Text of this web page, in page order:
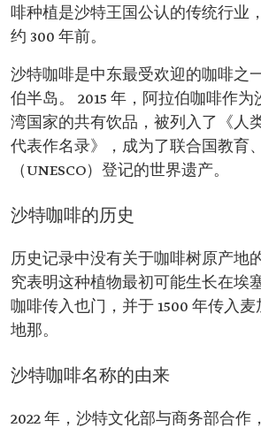
啡种植是沙特王国公认的传统行业
约 300 年前。
沙特咖啡是中东最受欢迎的咖啡之
伯半岛。 2015 年，阿拉伯咖啡作
湾国家的共有饮品，被列入了《人
代表作名录》，成为了联合国教育
（UNESCO）登记的世界遗产。
沙特咖啡的历史
历史记录中没有关于咖啡树原产地
究表明这种植物最初可能生长在埃
咖啡传入也门，并于 1500 年传入
地那。
沙特咖啡名称的由来
2022 年，沙特文化部与商务部合作